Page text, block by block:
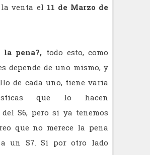
venta el 11 de Marzo de
la pena?, todo esto, como
depende de uno mismo, y
de cada uno, tiene varia
que lo hacen
del S6, pero si ya tenemos
que no merece la pena
a un S7. Si por otro lado